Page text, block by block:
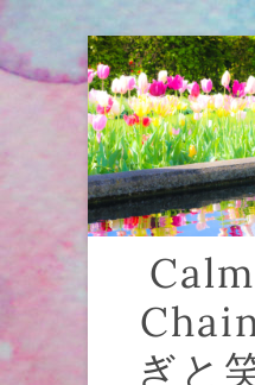
Skip
to
content
ぎと